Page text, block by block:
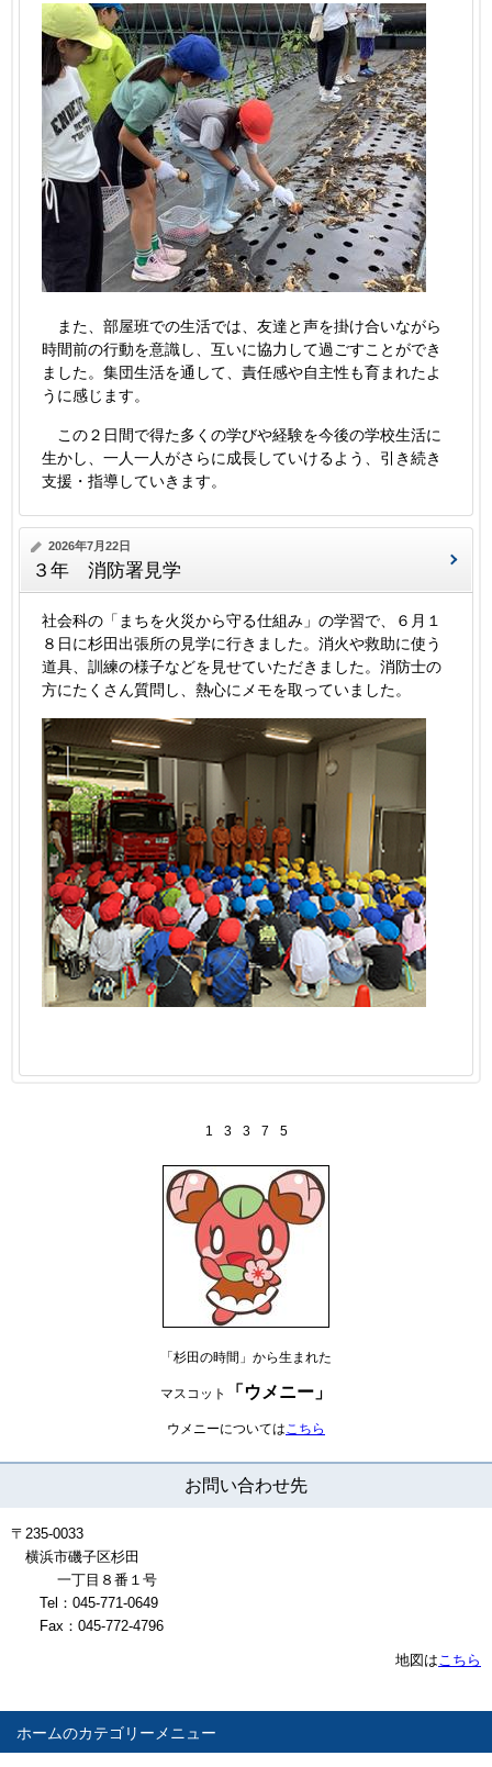
ホーム
また、部屋班での生活では、友達と声を掛け合いながら
時間前の行動を意識し、互いに協力して過ごすことができ
ました。集団生活を通して、責任感や自主性も育まれたよ
うに感じます。
この２日間で得た多くの学びや経験を今後の学校生活に
生かし、一人一人がさらに成長していけるよう、引き続き
支援・指導していきます。
2026年7月22日
３年 消防署見学
社会科の「まちを火災から守る仕組み」の学習で、６月１
８日に杉田出張所の見学に行きました。消火や救助に使う
道具、訓練の様子などを見せていただきました。消防士の
方にたくさん質問し、熱心にメモを取っていました。
1 3 3 7 5
「杉田の時間」から生まれた
マスコット 「ウメニー」
ウメニーについてはこちら
お問い合わせ先
〒235-0033
横浜市磯子区杉田
一丁目８番１号
Tel：045-771-0649
Fax：045-772-4796
地図はこちら